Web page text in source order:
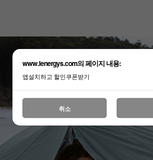
www.lenergys.com의 페이지 내용:
앱설치하고 할인쿠폰받기
취소